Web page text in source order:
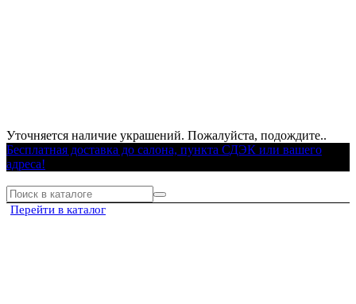
Уточняется наличие украшений. Пожалуйста, подождите..
Бесплатная доставка до салона, пункта СДЭК или вашего
адреса!
Перейти в каталог